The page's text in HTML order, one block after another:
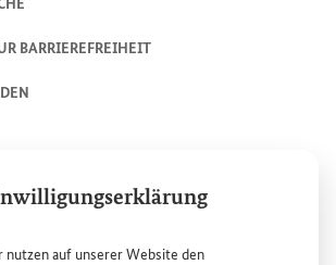
nutzen auf unsererWebsite den
BARRIEREFREIHEIT